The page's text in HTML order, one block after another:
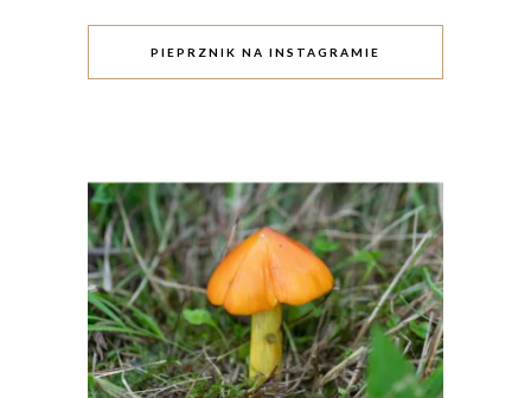
PIEPRZNIK NA INSTAGRAMIE